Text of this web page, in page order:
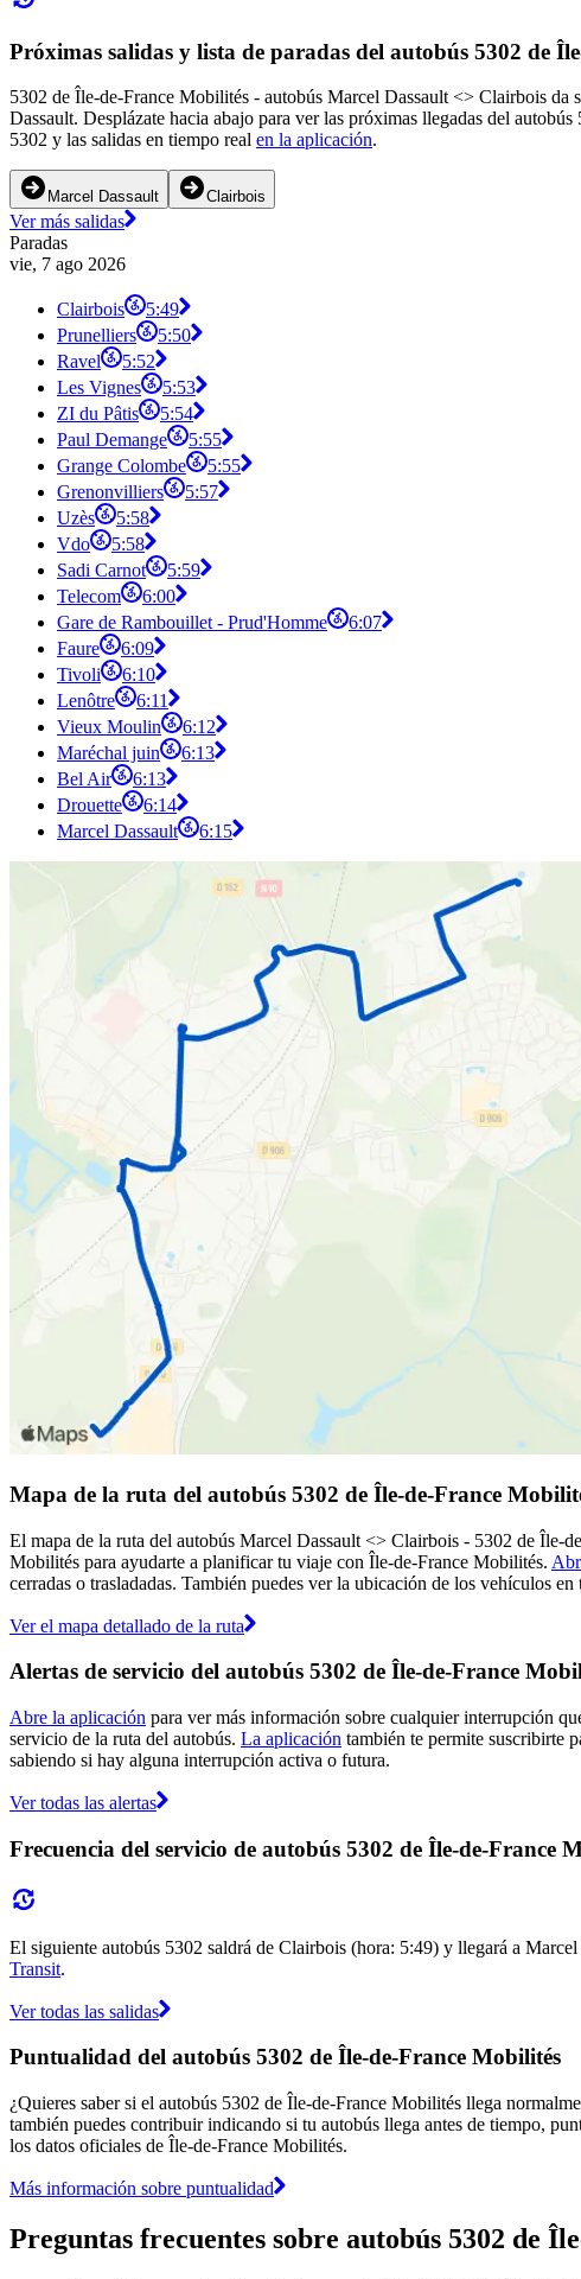
Próximas salidas y lista de paradas del autobús 5302 de
5302 de Île-de-France Mobilités - autobús Marcel Dassault <> Clairbois da
Dassault. Desplázate hacia abajo para ver las próximas llegadas del
5302 y las salidas en tiempo real en la aplicación.
Marcel Dassault Clairbois
Ver más salidas
Paradas
vie, 7 ago 2026
Clairbois
5:49
Prunelliers
5:50
Ravel
5:52
Les Vignes
5:53
ZI du Pâtis
5:54
Paul Demange
5:55
Grange Colombe
5:55
Grenonvilliers
5:57
Uzès
5:58
Vdo
5:58
Sadi Carnot
5:59
Telecom
6:00
Gare de Rambouillet - Prud'Homme
6:07
Faure
6:09
Tivoli
6:10
Lenôtre
6:11
Vieux Moulin
6:12
Maréchal juin
6:13
Bel Air
6:13
Drouette
6:14
Marcel Dassault
6:15
Mapa de la ruta del autobús 5302 de Île-de-France
El mapa de la ruta del autobús Marcel Dassault <> Clairbois - 5302 de Île-
Mobilités para ayudarte a planificar tu viaje con Île-de-France Mobilités.
cerradas o trasladadas. También puedes ver la ubicación de los vehículos
Ver el mapa detallado de la ruta
Alertas de servicio del autobús 5302 de Île-de-France
Abre la aplicación para ver más información sobre cualquier interrupción
servicio de la ruta del autobús. La aplicación también te permite suscribirte
sabiendo si hay alguna interrupción activa o futura.
Ver todas las alertas
Frecuencia del servicio de autobús 5302 de Île-de-France
El siguiente autobús 5302 saldrá de Clairbois (hora: 5:49) y llegará a
Transit.
Ver todas las salidas
Puntualidad del autobús 5302 de Île-de-France Mobilités
¿Quieres saber si el autobús 5302 de Île-de-France Mobilités llega
también puedes contribuir indicando si tu autobús llega antes de tiempo,
los datos oficiales de Île-de-France Mobilités.
Más información sobre puntualidad
Preguntas frecuentes sobre autobús 5302 de